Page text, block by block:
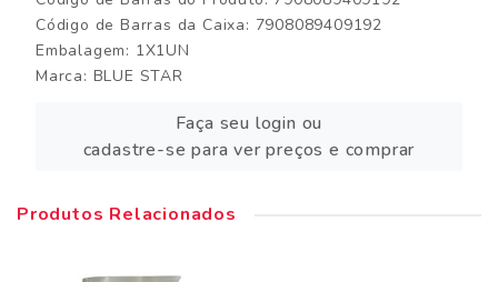
Código de Barras da Caixa: 7908089409192
Embalagem: 1X1UN
Marca: BLUE STAR
Faça seu login ou
cadastre-se para ver preços e comprar
Produtos Relacionados